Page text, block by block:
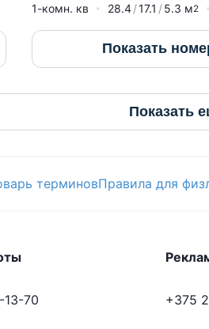
1-комн. кв 28.4 17.1 5.3 м2
Показать
Показать
терминовПравила для
70 +375